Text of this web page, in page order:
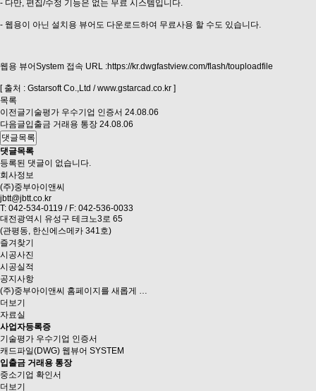
- 다만, 편집/수정 기능은 없는 무료 시스템입니다.
- 웹용이 아닌 설치용 뷰어도 다운로드하여 무료사용 할 수도 있습니다.
웹용 뷰어System 접속 URL :https://kr.dwgfastview.com/flash/touploadfile
[ 출처 : Gstarsoft Co.,Ltd /www.gstarcad.co.kr ]
목록
이전글기술평가 우수기업 인증서 24.08.06
다음글입출금 거래용 통장 24.08.06
댓글목록
댓글목록
등록된 댓글이 없습니다.
회사정보
(주)중부아이앤씨
jbtt@jbtt.co.kr
T: 042-534-0119 / F: 042-536-0033
대전광역시 유성구 테크노3로 65
(관평동, 한신에스메카 341호)
즐겨찾기
시공사진
시공실적
공지사항
(주)중부아이앤씨 홈페이지를 새롭게 …
더보기
자료실
사업자등록증
기술평가 우수기업 인증서
캐드파일(DWG) 웹뷰어 SYSTEM
입출금 거래용 통장
중소기업 확인서
더보기